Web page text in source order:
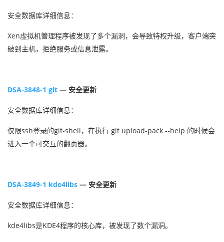
安全数据库详细信息：
Xen虚拟机管理程序被发现了多个漏洞，会导致特权升级，客户端突
破到主机，拒绝服务或信息泄露。
DSA-3848-1 git — 安全更新
安全数据库详细信息：
仅限ssh登录的git-shell，在执行 git upload-pack --help 的时候会
进入一个可交互的翻页器。
DSA-3849-1 kde4libs — 安全更新
安全数据库详细信息：
kde4libs是KDE4程序的核心库，被发现了数个漏洞。